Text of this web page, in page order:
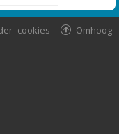
Omhoog
cookies